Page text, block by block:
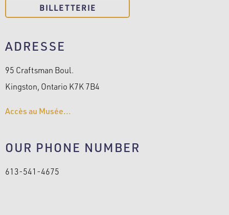
BILLETTERIE
ADRESSE
95 Craftsman Boul.
Kingston, Ontario K7K 7B4
Accès au Musée...
OUR PHONE NUMBER
613-541-4675